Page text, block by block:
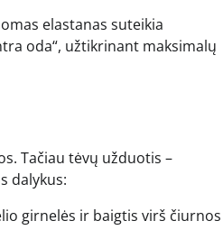
elastanas suteikia
oda“, užtikrinant maksimalų
Tačiau tėvų užduotis –
dalykus:
girnelės ir baigtis virš čiurnos